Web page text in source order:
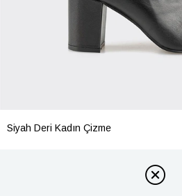
Siyah Deri Kadın Çizme